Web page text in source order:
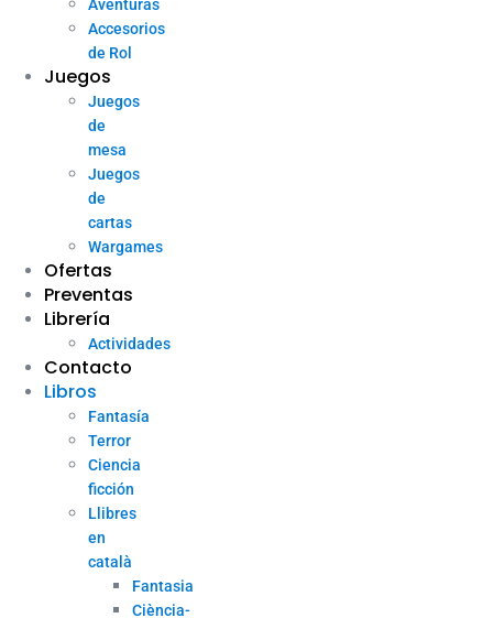
Aventuras
Accesorios
de Rol
Juegos
Juegos
de
mesa
Juegos
de
cartas
Wargames
Ofertas
Preventas
Librería
Actividades
Contacto
Libros
Fantasía
Terror
Ciencia
ficción
Llibres
en
català
Fantasia
Ciència-